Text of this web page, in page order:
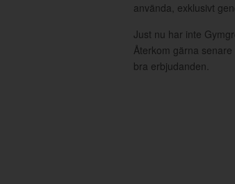
använda, exklusivt
Just nu har inte
Återkom gärna
bra erbjudanden.